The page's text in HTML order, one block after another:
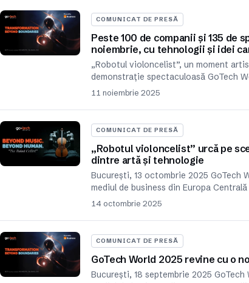
COMUNICAT DE PRESĂ
Peste 100 de companii și 135 de
noiembrie, cu tehnologii și idei
„Robotul violoncelist”, un moment
demonstrație spectaculoasă GoTech
11 noiembrie 2025
COMUNICAT DE PRESĂ
„Robotul violoncelist” urcă pe
dintre artă și tehnologie
București, 13 octombrie 2025
mediul de business din Europa
14 octombrie 2025
COMUNICAT DE PRESĂ
GoTech World 2025 revine cu o
București, 18 septembrie 2025